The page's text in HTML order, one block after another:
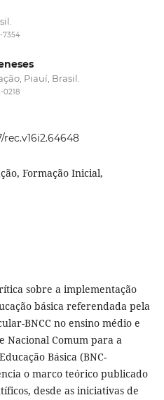
7354
Piauí, Brasil.
0218
rec.v16i2.64648
Formação Inicial,
sobre a implementação
básica referendada pela
BNCC no ensino médio e
Nacional Comum para a
Básica (BNC-
o marco teórico publicado
desde as iniciativas de